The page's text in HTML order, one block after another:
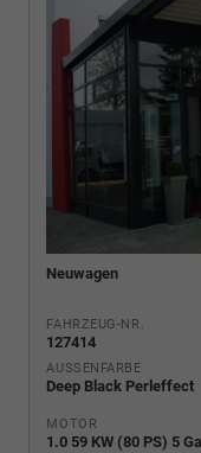
Neuwagen
FAHRZEUG-NR.
127414
AUSSENFARBE
Deep Black Perleffect
MOTOR
1.0 59 KW (80 PS) 5